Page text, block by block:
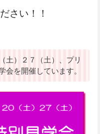
さい！！
土）２７（土）、プリ
会を開催しています。